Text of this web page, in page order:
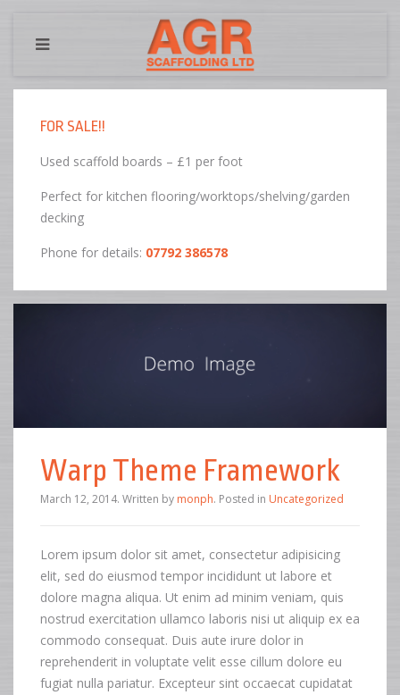
FOR SALE!!
Used scaffold boards – £1 per foot
Perfect for kitchen flooring/worktops/shelving/garden
decking
Phone for details: 07792 386578
Warp Theme Framework
March 12, 2014. Written by monph. Posted in Uncategorized
Lorem ipsum dolor sit amet, consectetur adipisicing
elit, sed do eiusmod tempor incididunt ut labore et
dolore magna aliqua. Ut enim ad minim veniam, quis
nostrud exercitation ullamco laboris nisi ut aliquip ex ea
commodo consequat. Duis aute irure dolor in
reprehenderit in voluptate velit esse cillum dolore eu
fugiat nulla pariatur. Excepteur sint occaecat cupidatat